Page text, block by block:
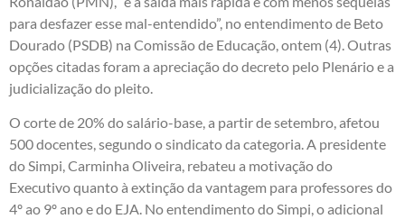
para desfazer esse mal-entendido”, no entendimento de Beto
Dourado (PSDB) na Comissão de Educação, ontem (4). Outras
opções citadas foram a apreciação do decreto pelo Plenário e a
judicialização do pleito.
O corte de 20% do salário-base, a partir de setembro, afetou
500 docentes, segundo o sindicato da categoria. A presidente
do Simpi, Carminha Oliveira, rebateu a motivação do
Executivo quanto à extinção da vantagem para professores do
4º ao 9º ano e do EJA. No entendimento do Simpi, o adicional